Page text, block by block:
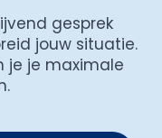
gesprek
jouw situatie.
je je maximale